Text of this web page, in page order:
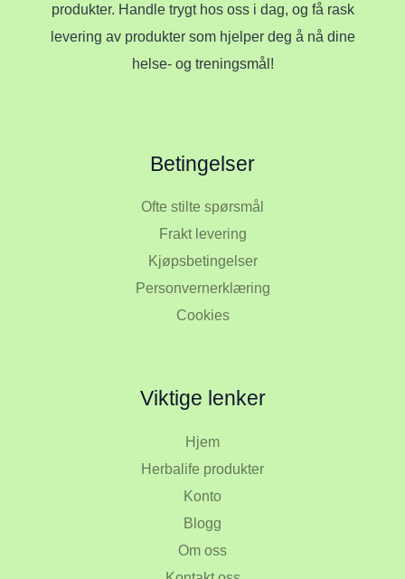
produkter. Handle trygt hos oss i dag, og få rask
levering av produkter som hjelper deg å nå dine
helse- og treningsmål!
Betingelser
Ofte stilte spørsmål
Frakt levering
Kjøpsbetingelser
Personvernerklæring
Cookies
Viktige lenker
Hjem
Herbalife produkter
Konto
Blogg
Om oss